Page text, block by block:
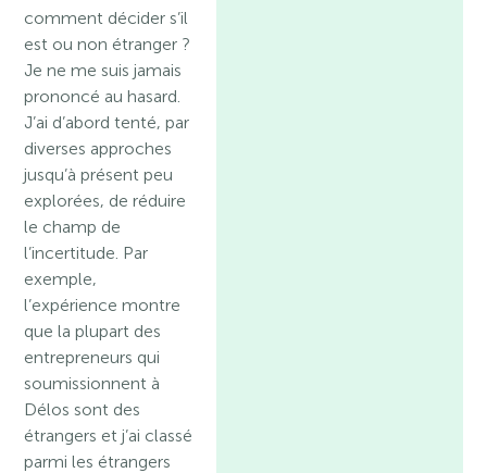
comment décider s’il
est ou non étranger ?
Je ne me suis jamais
prononcé au hasard.
J’ai d’abord tenté, par
diverses approches
jusqu’à présent peu
explorées, de réduire
le champ de
l’incertitude. Par
exemple,
l’expérience montre
que la plupart des
entrepreneurs qui
soumissionnent à
Délos sont des
étrangers et j’ai classé
parmi les étrangers